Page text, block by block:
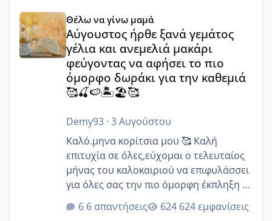
Αύγουστος ήρθε ξανά γεμάτος γέλια και ανεμελιά
Θέλω να γίνω μαμά
Αύγουστος ήρθε ξανά γεμάτος
γέλια και ανεμελιά μακάρι
φεύγοντας να αφήσει το πιο
όμορφο δωράκι για την καθεμιά
🥰🍒🍉🏝️🏖️🥰
Demy93· 3 Αυγούστου
Καλό.μηνα κορίτσια μου 🥰 Καλή
επιτυχία σε όλες,εύχομαι ο τελευταίος
μήνας του καλοκαιριού να επιφυλάσσει
για όλες σας την πιο όμορφη έκπληξη 🧿
@Elk @Melikara86 @Παρασκευαιδου
@Zenia z @melitiniღ @Christi.D.
6 απαντήσεις 624 εμφανίσεις